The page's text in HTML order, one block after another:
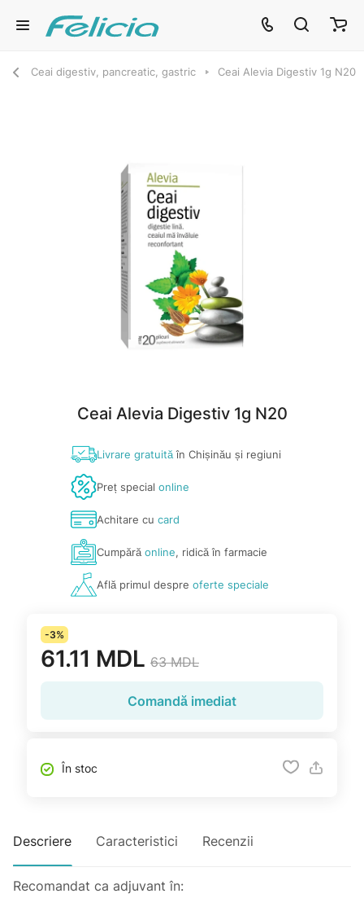
Ceai digestiv, pancreatic, gastric Ceai Alevia Digestiv 1g N20
Ceai Alevia Digestiv 1g N20
Livrare gratuităîn Chișinău și regiuni
Preț special online
Achitare cu card
Cumpărăonline, ridică în farmacie
Află primul despre oferte speciale
-3%
61.11 MDL 63 MDL
Comandă imediat
În stoc
Descriere Caracteristici Recenzii
Recomandat ca adjuvant în: